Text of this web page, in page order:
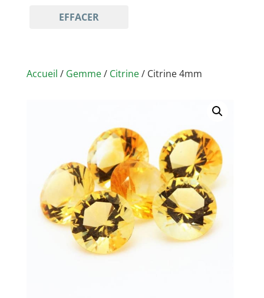
Accueil / Gemme/ Citrine/ Citrine 4mm
EFFACER